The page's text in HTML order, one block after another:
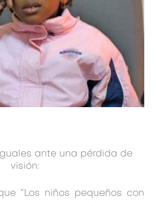
ante una pérdida de
visión:
“Los niños pequeños con